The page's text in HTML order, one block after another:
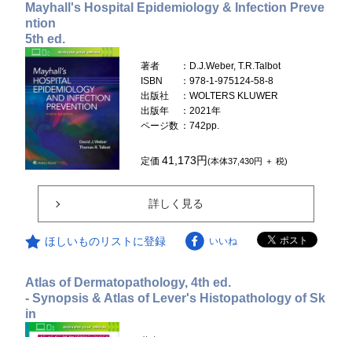
Mayhall's Hospital Epidemiology & Infection Preve
ntion
5th ed.
著者
：D.J.Weber, T.R.Talbot
ISBN
：978-1-975124-58-8
出版社
：WOLTERS KLUWER
出版年
：2021年
ページ数 ：742pp.
定価41,173円(本体37,430円 ＋ 税)
詳しく見る
ほしいものリストに登録 いいね
Atlas of Dermatopathology, 4th ed.
- Synopsis & Atlas of Lever's Histopathology of Sk
in